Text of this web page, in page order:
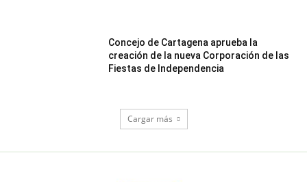
Concejo de Cartagena aprueba la
creación de la nueva Corporación de las
Fiestas de Independencia
Cargar más